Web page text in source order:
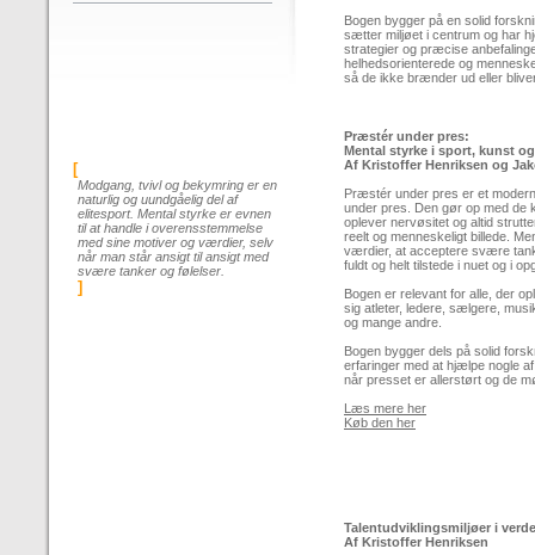
[
Modgang, tvivl og bekymring er en
naturlig og uundgåelig del af
elitesport. Mental styrke er evnen
til at handle i overensstemmelse
med sine motiver og værdier, selv
når man står ansigt til ansigt med
svære tanker og følelser.
]
Bogen bygger på en solid
sætter miljøet i centrum og har
strategier og præcise
helhedsorienterede og
så de ikke brænder ud eller
Præstér under pres:
Mental styrke i sport, kunst
Af Kristoffer Henriksen og
Præstér under pres er et
under pres. Den gør op med de
oplever nervøsitet og altid
reelt og menneskeligt billede.
værdier, at acceptere svære
fuldt og helt tilstede i nuet og i
Bogen er relevant for alle, der
sig atleter, ledere, sælgere,
og mange andre.
Bogen bygger dels på solid
erfaringer med at hjælpe nogle
når presset er allerstørt og de
Læs mere her
Køb den her
Talentudviklingsmiljøer i
Af Kristoffer Henriksen